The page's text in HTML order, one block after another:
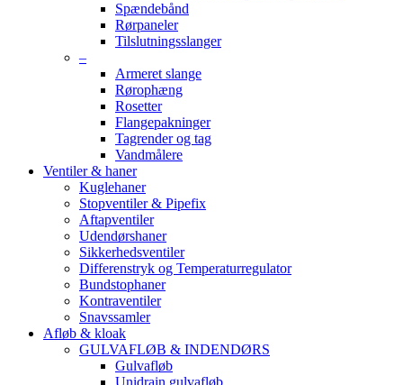
Spændebånd
Rørpaneler
Tilslutningsslanger
–
Armeret slange
Rørophæng
Rosetter
Flangepakninger
Tagrender og tag
Vandmålere
Ventiler & haner
Kuglehaner
Stopventiler & Pipefix
Aftapventiler
Udendørshaner
Sikkerhedsventiler
Differenstryk og Temperaturregulator
Bundstophaner
Kontraventiler
Snavssamler
Afløb & kloak
GULVAFLØB & INDENDØRS
Gulvafløb
Unidrain gulvafløb